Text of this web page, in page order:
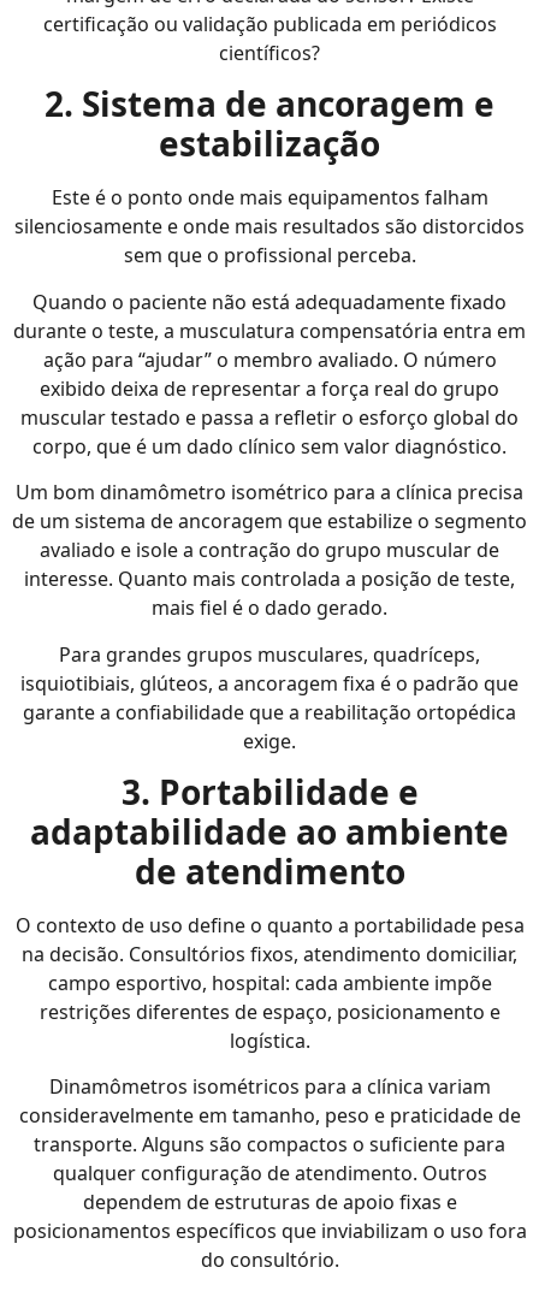
certificação ou validação publicada em periódicos
científicos?
2. Sistema de ancoragem e
estabilização
Este é o ponto onde mais equipamentos falham
silenciosamente e onde mais resultados são distorcidos
sem que o profissional perceba.
Quando o paciente não está adequadamente fixado
durante o teste, a musculatura compensatória entra em
ação para “ajudar” o membro avaliado. O número
exibido deixa de representar a força real do grupo
muscular testado e passa a refletir o esforço global do
corpo, que é um dado clínico sem valor diagnóstico.
Um bom dinamômetro isométrico para a clínica precisa
de um sistema de ancoragem que estabilize o segmento
avaliado e isole a contração do grupo muscular de
interesse. Quanto mais controlada a posição de teste,
mais fiel é o dado gerado.
Para grandes grupos musculares, quadríceps,
isquiotibiais, glúteos, a ancoragem fixa é o padrão que
garante a confiabilidade que a reabilitação ortopédica
exige.
3. Portabilidade e
adaptabilidade ao ambiente
de atendimento
O contexto de uso define o quanto a portabilidade pesa
na decisão. Consultórios fixos, atendimento domiciliar,
campo esportivo, hospital: cada ambiente impõe
restrições diferentes de espaço, posicionamento e
logística.
Dinamômetros isométricos para a clínica variam
consideravelmente em tamanho, peso e praticidade de
transporte. Alguns são compactos o suficiente para
qualquer configuração de atendimento. Outros
dependem de estruturas de apoio fixas e
posicionamentos específicos que inviabilizam o uso fora
do consultório.